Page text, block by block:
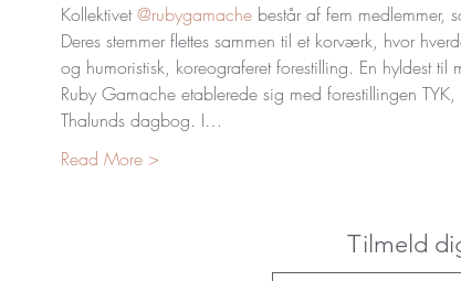
Kollektivet @rubygamache består af fem medlemmer,
Deres stemmer flettes sammen til et korværk, hvor
og humoristisk, koreograferet forestilling. En hyldest
Ruby Gamache etablerede sig med forestillingen
Thalunds dagbog. I…
Read More >
Tilmeld